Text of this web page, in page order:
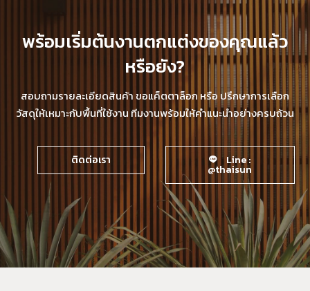
พร้อมเริ่มต้นงานตกแต่งของคุณแล้ว
หรือยัง?
สอบถามรายละเอียดสินค้า ขอแค็ตตาล็อก หรือ ปรึกษาการเลือก
วัสดุให้เหมาะกับพื้นที่ใช้งาน ทีมงานพร้อมให้คำแนะนำอย่างครบถ้วน
ติดต่อเรา Line :
@thaisun